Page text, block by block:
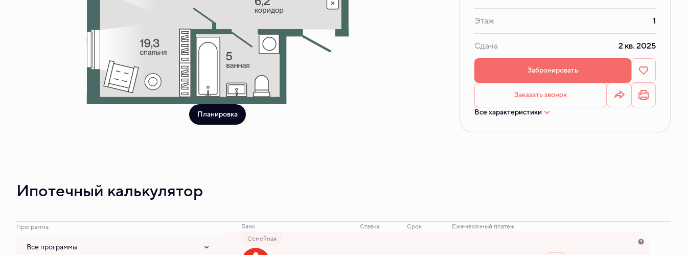
Планировка
Этаж 1
Сдача 2 кв. 2025
Забронировать
Заказать звонок
Все характеристики
Ипотечный калькулятор
Программа
Все программы
Банк Ставка Срок
Ежемесячный платеж
Семейная